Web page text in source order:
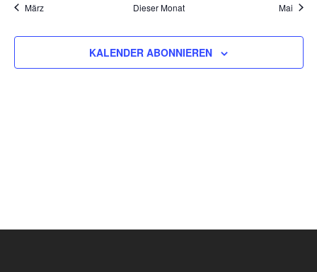
März Dieser Monat Mai
KALENDER ABONNIEREN